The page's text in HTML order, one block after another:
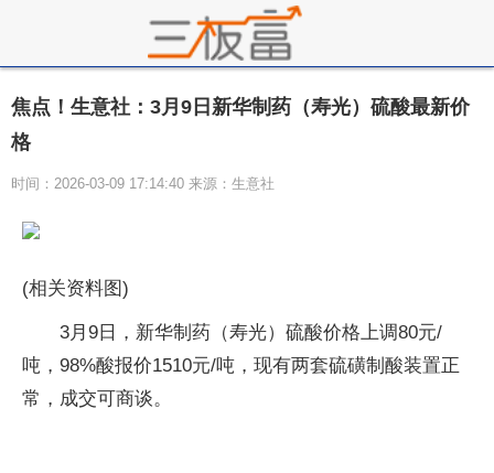
焦点！生意社：3月9日新华制药（寿光）硫酸最新价
格
时间：2026-03-09 17:14:40 来源：生意社
(相关资料图)
3月9日，新华制药（寿光）硫酸价格上调80元/
吨，98%酸报价1510元/吨，现有两套硫磺制酸装置正
常，成交可商谈。